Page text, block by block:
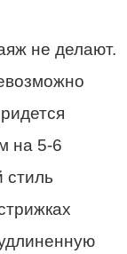
не делают.
на 5-6
стиль